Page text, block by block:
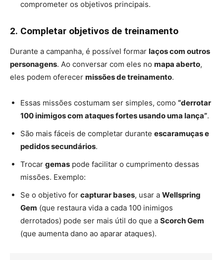
comprometer os objetivos principais.
2. Completar objetivos de treinamento
Durante a campanha, é possível formar laços com outros
personagens. Ao conversar com eles no mapa aberto,
eles podem oferecer missões de treinamento.
Essas missões costumam ser simples, como “derrotar
100 inimigos com ataques fortes usando uma lança”.
São mais fáceis de completar durante escaramuças e
pedidos secundários.
Trocar gemas pode facilitar o cumprimento dessas
missões. Exemplo:
Se o objetivo for capturar bases, usar a Wellspring
Gem (que restaura vida a cada 100 inimigos
derrotados) pode ser mais útil do que a Scorch Gem
(que aumenta dano ao aparar ataques).